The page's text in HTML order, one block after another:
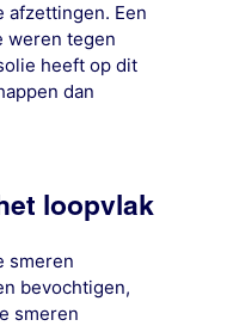
afzettingen. Een
weren tegen
heeft op dit
dan
loopvlak
smeren
bevochtigen,
smeren